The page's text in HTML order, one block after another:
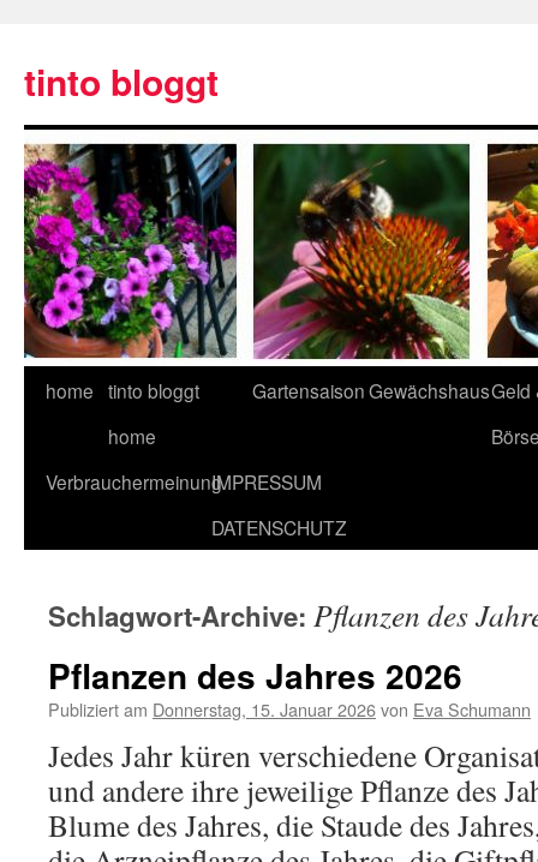
tinto bloggt
home tinto bloggt
home
GartensaisonGewächshausGeld
VerbrauchermeinungIMPRESSUM
DATENSCHUTZ
Schlagwort-Archive: Pflanzen des
Pflanzen des Jahres 2026
Publiziert am Donnerstag, 15. Januar 2026von Eva Schumann
Jedes Jahr küren verschiedene
und andere ihre jeweilige Pflanze des
Blume des Jahres, die Staude des